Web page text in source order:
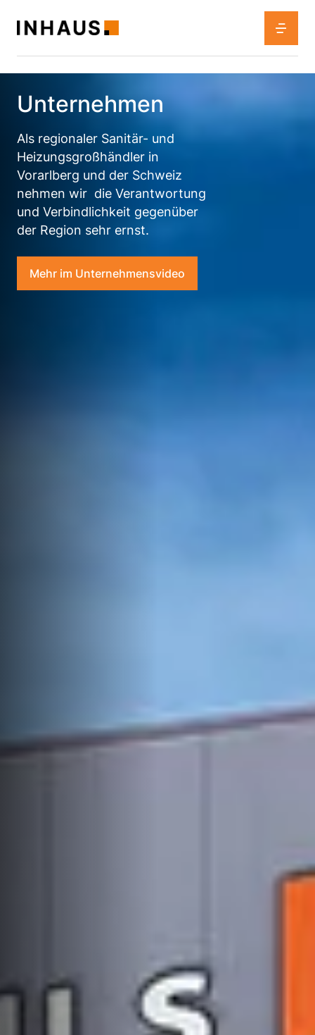
Unternehmen
Als regionaler Sanitär- und
Heizungsgroßhändler in
Vorarlberg und der Schweiz
nehmen wir die Verantwortung
und Verbindlichkeit gegenüber
der Region sehr ernst.
Mehr im Unternehmensvideo